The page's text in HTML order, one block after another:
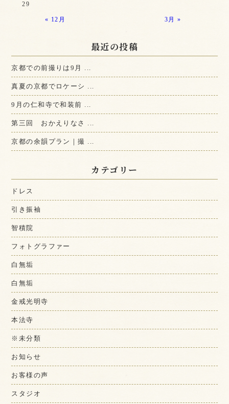
« 12月 3月 »
29
最近の投稿
京都での前撮りは9月 ...
真夏の京都でロケーシ ...
9月の仁和寺で和装前 ...
第三回 おかえりなさ ...
京都の余韻プラン｜撮 ...
カテゴリー
ドレス
引き振袖
智積院
フォトグラファー
白無垢
白無垢
金戒光明寺
本法寺
※未分類
お知らせ
お客様の声
スタジオ